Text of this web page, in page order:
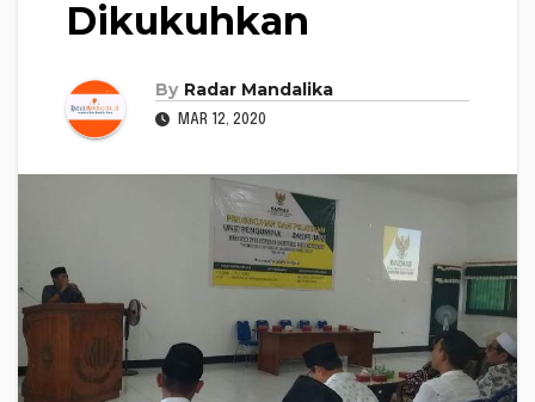
Dikukuhkan
By Radar Mandalika
MAR 12, 2020